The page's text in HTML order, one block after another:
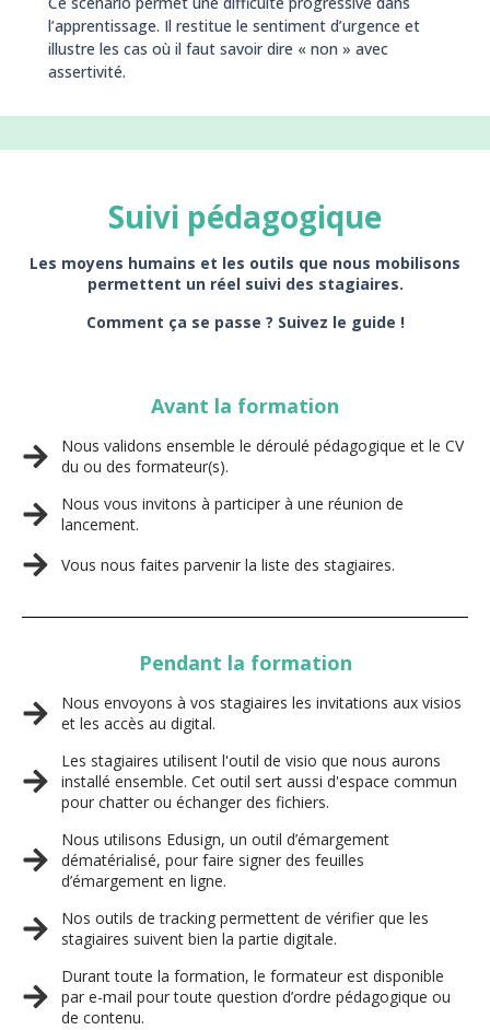
l’apprentissage. Il restitue le sentiment d’urgence et
illustre les cas où il faut savoir dire « non » avec
assertivité.
Suivi pédagogique
Les moyens humains et les outils que nous mobilisons
permettent un réel suivi des stagiaires.
Comment ça se passe ? Suivez le guide !
Avant la formation
Nous validons ensemble le déroulé pédagogique et le CV
du ou des formateur(s).
Nous vous invitons à participer à une réunion de
lancement.
Vous nous faites parvenir la liste des stagiaires.
Pendant la formation
Nous envoyons à vos stagiaires les invitations aux visios
et les accès au digital.
Les stagiaires utilisent l'outil de visio que nous aurons
installé ensemble. Cet outil sert aussi d'espace commun
pour chatter ou échanger des fichiers.
Nous utilisons Edusign, un outil d’émargement
dématérialisé, pour faire signer des feuilles
d’émargement en ligne.
Nos outils de tracking permettent de vérifier que les
stagiaires suivent bien la partie digitale.
Durant toute la formation, le formateur est disponible
par e-mail pour toute question d’ordre pédagogique ou
de contenu.